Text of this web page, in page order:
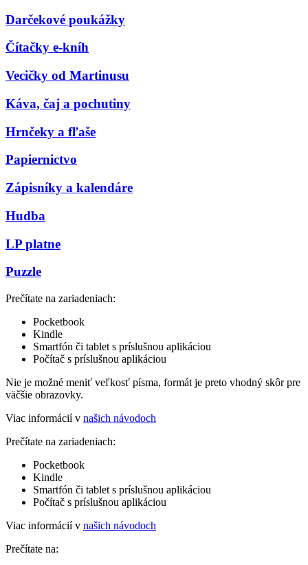
Darčekové poukážky
Čítačky e-kníh
Vecičky od Martinusu
Káva, čaj a pochutiny
Hrnčeky a fľaše
Papiernictvo
Zápisníky a kalendáre
Hudba
LP platne
Puzzle
Prečítate na zariadeniach:
Pocketbook
Kindle
Smartfón či tablet s príslušnou aplikáciou
Počítač s príslušnou aplikáciou
Nie je možné meniť veľkosť písma, formát je preto vhodný skôr pre
väčšie obrazovky.
Viac informácií v našich návodoch
Prečítate na zariadeniach:
Pocketbook
Kindle
Smartfón či tablet s príslušnou aplikáciou
Počítač s príslušnou aplikáciou
Viac informácií v našich návodoch
Prečítate na: